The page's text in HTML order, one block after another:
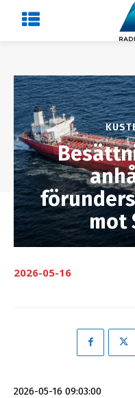
mot
2026-05-16
2026-05-16 09:03:00